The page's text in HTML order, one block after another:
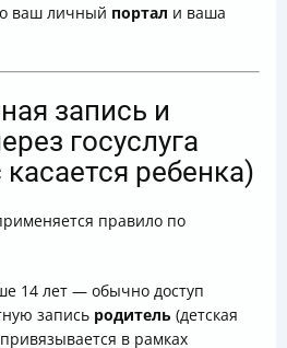
ваш личный портал и ваша
запись и
госуслуга
ребенка)
правило по
14 лет — обычно доступ
запись родитель (детская
в рамках